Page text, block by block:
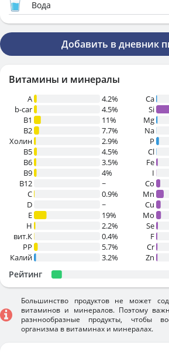
Вода
Добавить в дневник
Витамины и минералы
A
4.2%
b-car
4.5%
В1
11%
B2
7.7%
Холин
2.9%
B5
4.5%
B6
3.5%
B9
4%
B12
~
C
0.9%
D
~
E
19%
H
2.2%
вит.К
0.4%
PP
5.7%
Калий
3.2%
Ca
Si
Mg
Na
P
Cl
Fe
I
Co
Mn
Cu
Mo
Se
F
Cr
Zn
Рейтинг
Большинство продуктов не может
витаминов и минералов. Поэтому
разннообразные продукты, чтобы
организма в витаминах и минералах.